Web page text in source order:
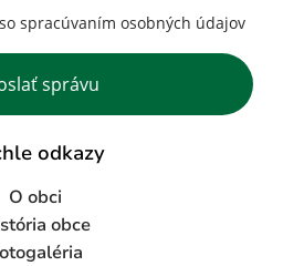
spracúvaním osobných údajov
správu
odkazy
O obci
obce